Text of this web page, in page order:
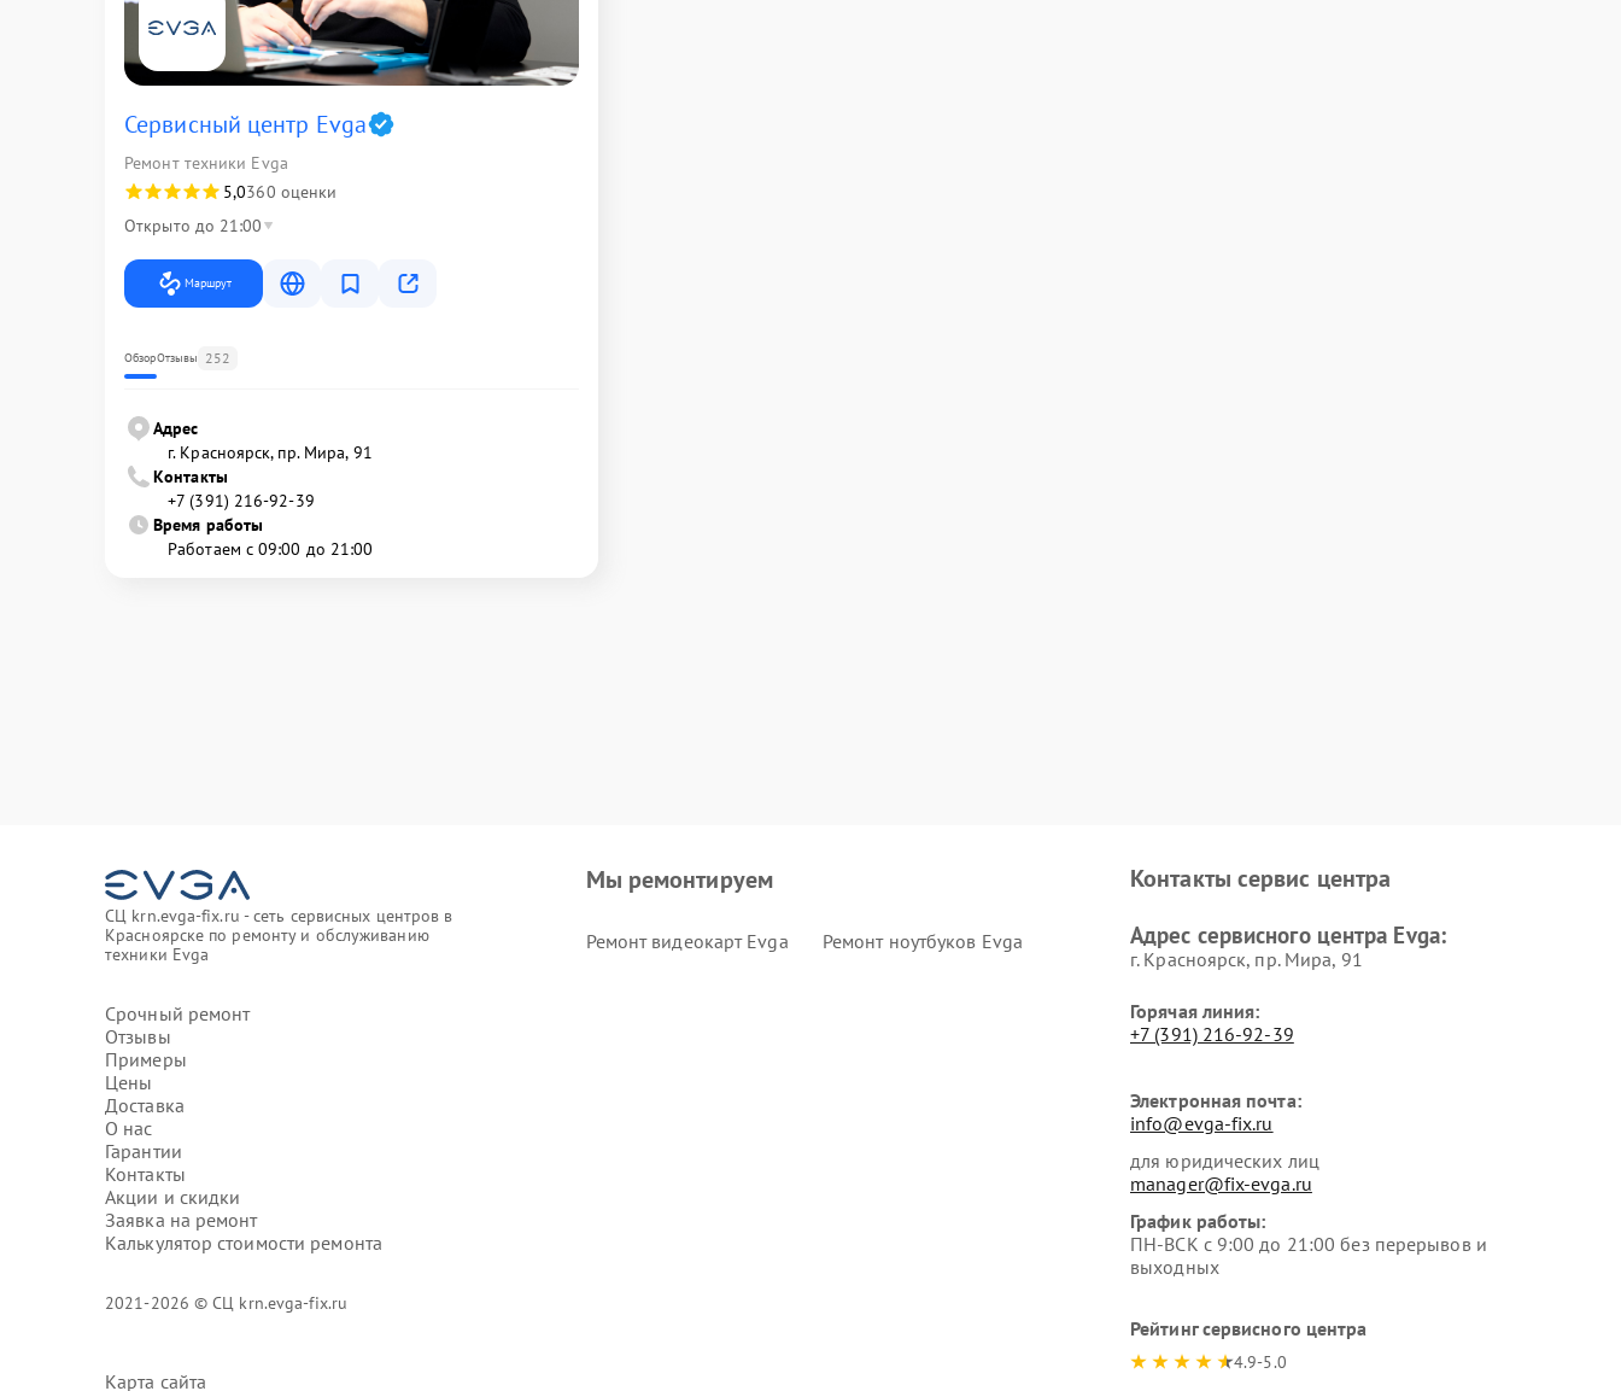
Сервисный центр Evga
Ремонт техники Evga
5,0360 оценки
Открыто до 21:00
Маршрут
ОбзорОтзывы 252
Адрес
г. Красноярск, ​пр. Мира, 91
Контакты
+7 (391) 216-92-39
Время работы
Работаем с 09:00 до 21:00
СЦ krn.evga-fix.ru - сеть сервисных центров в
Красноярске по ремонту и обслуживанию
техники Evga
Срочный ремонт
Отзывы
Примеры
Цены
Доставка
О нас
Гарантии
Контакты
Акции и скидки
Заявка на ремонт
Калькулятор стоимости ремонта
2021-2026 © СЦ krn.evga-fix.ru
Карта сайта
Мы ремонтируем
Ремонт видеокарт Evga Ремонт ноутбуков Evga
Контакты сервис центра
Адрес сервисного центра Evga:
г. Красноярск, ​пр. Мира, 91
Горячая линия:
+7 (391) 216-92-39
Электронная почта:
info@evga-fix.ru
для юридических лиц
manager@fix-evga.ru
График работы:
ПН-ВСК с 9:00 до 21:00 без перерывов и
выходных
Рейтинг сервисного центра
4.9-5.0